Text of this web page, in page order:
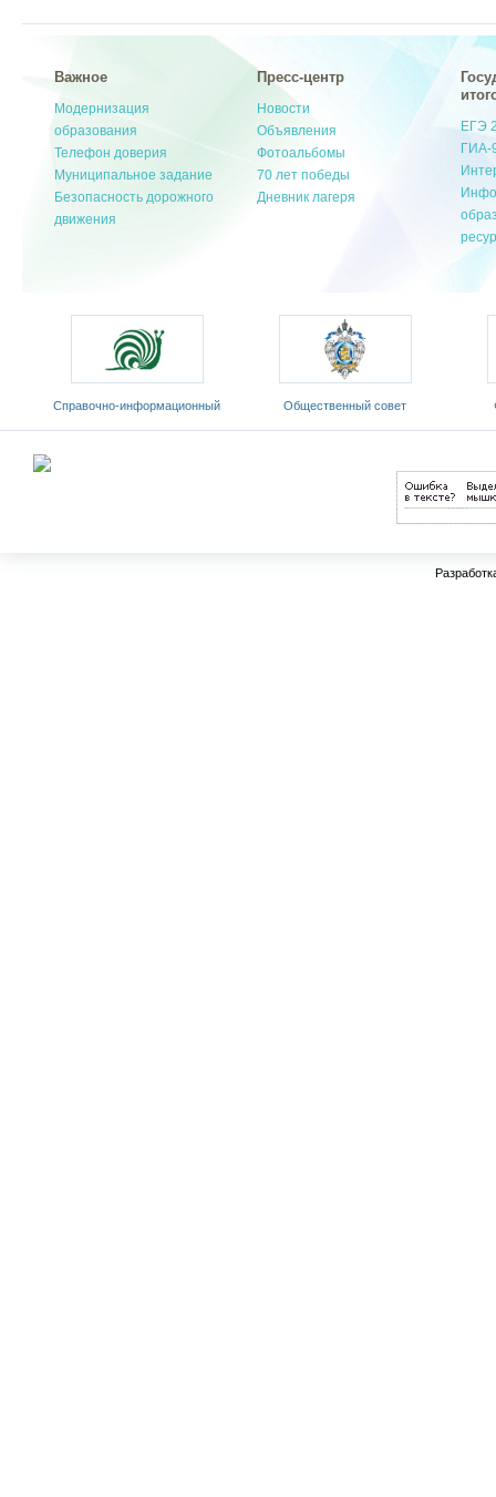
Важное
Модернизация
образования
Телефон доверия
Муниципальное задание
Безопасность дорожного
движения
Пресс-центр
Новости
Объявления
Фотоальбомы
70 лет победы
Дневник лагеря
ЕГЭ
ГИА-
Cправочно-информационный
портал «Русский язык»
Общественный совет
Министерства образования и